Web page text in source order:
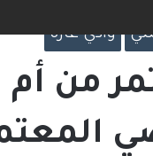
وادي عاره
من